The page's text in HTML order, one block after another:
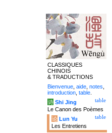
CLASSIQUES
CHINOIS
& TRADUCTIONS
Bienvenue aide notes
introduction table
table
诗 Shi Jing
Le Canon des Poèmes
table
论 Lun Yu
Les Entretiens